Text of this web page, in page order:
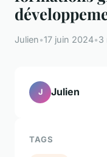
Julien•17 juin 2024•3
J Julien
TAGS